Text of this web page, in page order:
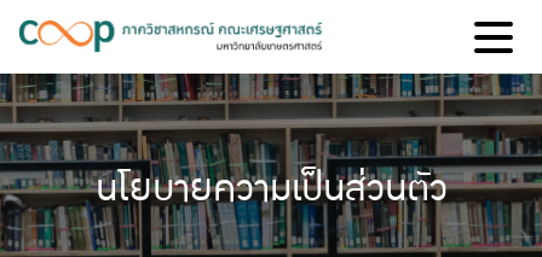
นโยบายความเป็นส่วนตัว